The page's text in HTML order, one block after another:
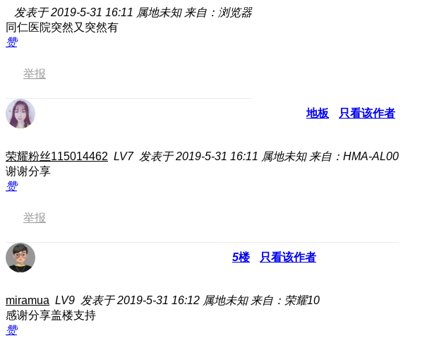
发表于 2019-5-31 16:11 属地未知 来自：浏览器
同仁医院突然又突然有
赞
举报
地板 只看该作者
荣耀粉丝115014462 LV7 发表于 2019-5-31 16:11 属地未知 来自：HMA-AL00
谢谢分享
赞
举报
5楼 只看该作者
miramua LV9 发表于 2019-5-31 16:12 属地未知 来自：荣耀10
感谢分享盖楼支持
赞